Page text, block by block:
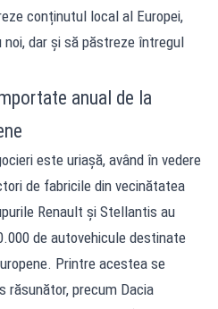
conținutul local al Europei,
dar și să păstreze întregul
anual de la
este uriașă, având în vedere
de fabricile din vecinătatea
Renault și Stellantis au
de autovehicule destinate
Printre acestea se
răsunător, precum Dacia